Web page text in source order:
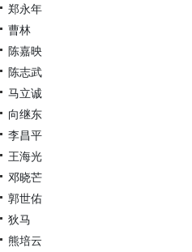
郑永年
曹林
陈嘉映
陈志武
马立诚
向继东
李昌平
王海光
邓晓芒
郭世佑
狄马
熊培云